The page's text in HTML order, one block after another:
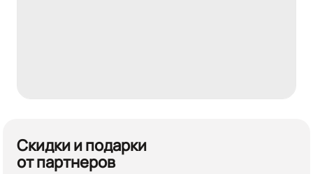
Скидки и подарки
от партнеров